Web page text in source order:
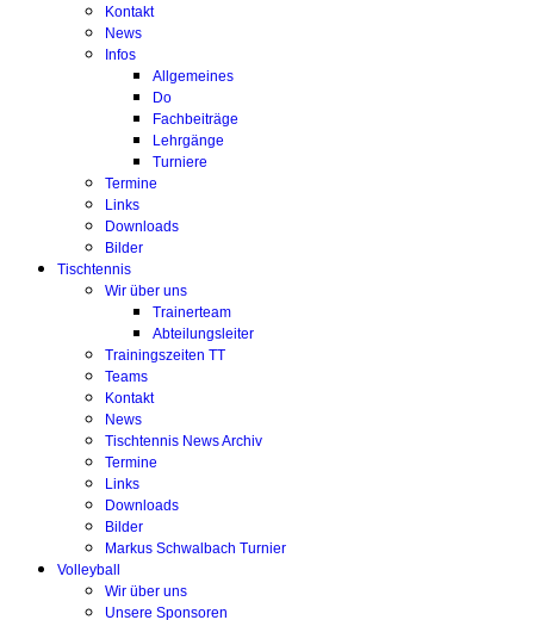
Kontakt
News
Infos
Allgemeines
Do
Fachbeiträge
Lehrgänge
Turniere
Termine
Links
Downloads
Bilder
Tischtennis
Wir über uns
Trainerteam
Abteilungsleiter
Trainingszeiten TT
Teams
Kontakt
News
Tischtennis News Archiv
Termine
Links
Downloads
Bilder
Markus Schwalbach Turnier
Volleyball
Wir über uns
Unsere Sponsoren